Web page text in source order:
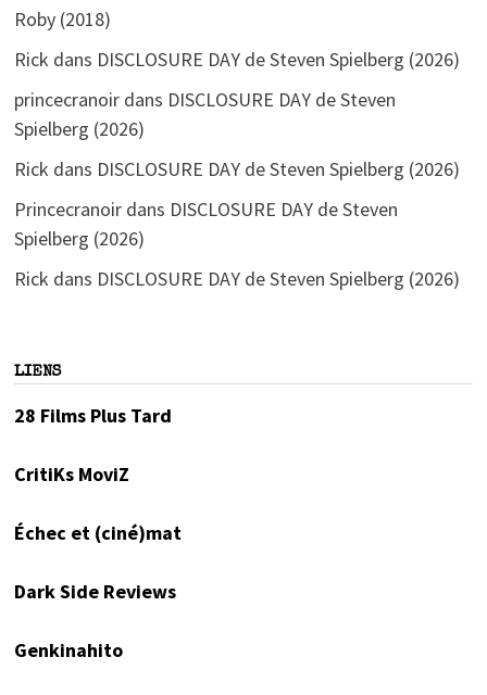
Roby (2018)
Rick dans DISCLOSURE DAY de Steven Spielberg (2026)
princecranoirdans DISCLOSURE DAY de Steven
Spielberg (2026)
Rick dans DISCLOSURE DAY de Steven Spielberg (2026)
Princecranoirdans DISCLOSURE DAY de Steven
Spielberg (2026)
Rick dans DISCLOSURE DAY de Steven Spielberg (2026)
LIENS
28 Films Plus Tard
CritiKs MoviZ
Échec et (ciné)mat
Dark Side Reviews
Genkinahito